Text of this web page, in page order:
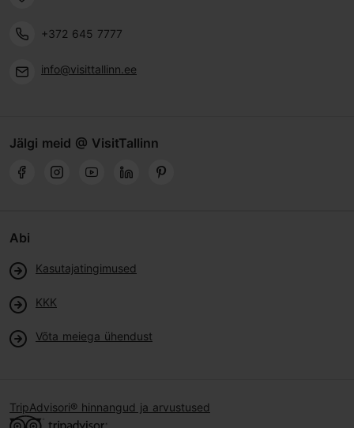
+372 645 7777
info@visittallinn.ee
Jälgi meid @ VisitTallinn
Abi
Kasutajatingimused
KKK
Võta meiega ühendust
TripAdvisori® hinnangud ja arvustused